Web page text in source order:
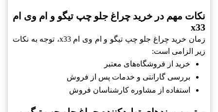
نکات مهم در خرید چراغ جلو چپ تیگو و ام وی ام
x33
زمان خرید چراغ جلو چپ تیگو و ام وی ام x33، توجه به نکات
زیر الزامی است:
خرید از فروشگاه‌های معتبر
بررسی گارانتی و خدمات پس از فروش
استفاده از مشاوره کارشناسان فروش